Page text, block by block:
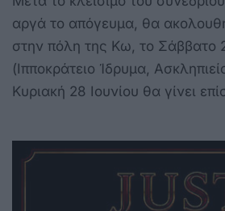
αργά το απόγευμα, θα
στην πόλη της Κω, το Σάββατο
(Ιπποκράτειο Ίδρυμα,
Κυριακή 28 Ιουνίου θα γίνει